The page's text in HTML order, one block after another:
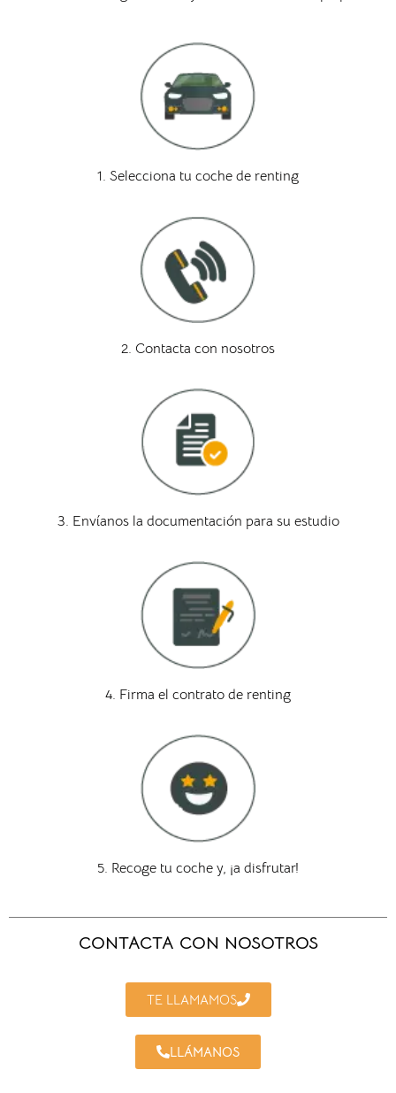
1. Selecciona tu coche de renting
2. Contacta con nosotros
3. Envíanos la documentación para su estudio
4. Firma el contrato de renting
5. Recoge tu coche y, ¡a disfrutar!
CONTACTA CON NOSOTROS
TE LLAMAMOS
LLÁMANOS